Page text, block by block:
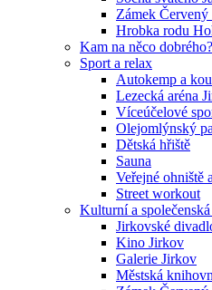
Zámek
Hrobka rodu
Kam na něco dobrého?
Sport a relax
Autokemp a
Lezecká aréna
Víceúčelové
Olejomlýnský
Dětská hřiště
Sauna
Veřejné ohniště
Street workout
Kulturní a
Jirkovské
Kino Jirkov
Galerie Jirkov
Městská